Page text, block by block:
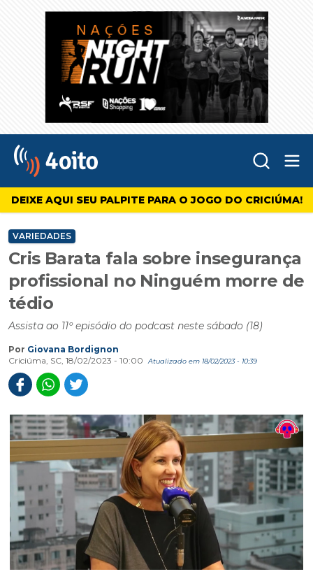
4oito
DEIXE AQUI SEU PALPITE PARA O JOGO DO CRICIÚMA!
VARIEDADES
Cris Barata fala sobre insegurança
profissional no Ninguém morre de
tédio
Assista ao 11º episódio do podcast neste sábado (18)
Por Giovana Bordignon
Criciúma, SC, 18/02/2023 - 10:00
Atualizado em 18/02/2023 - 10:39